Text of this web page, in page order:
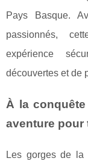
Pays Basque.
passionnés,
expérience
découvertes et de
À la
aventure pour
Les gorges de